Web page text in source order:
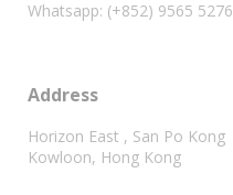
Whatsapp: (+852) 9565 5276
Address
Horizon East , San Po Kong
Kowloon, Hong Kong